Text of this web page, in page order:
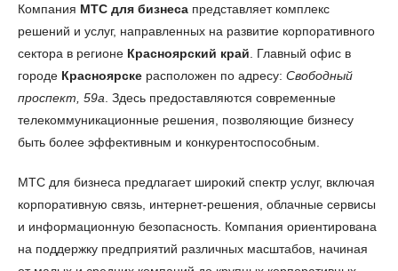
Компания МТС для бизнеса представляет комплекс
решений и услуг, направленных на развитие корпоративного
сектора в регионе Красноярский край . Главный офис в
городе Красноярске расположен по адресу: Свободный
проспект, 59а . Здесь предоставляются современные
телекоммуникационные решения, позволяющие бизнесу
быть более эффективным и конкурентоспособным.
МТС для бизнеса предлагает широкий спектр услуг, включая
корпоративную связь, интернет-решения, облачные сервисы
и информационную безопасность. Компания ориентирована
на поддержку предприятий различных масштабов, начиная